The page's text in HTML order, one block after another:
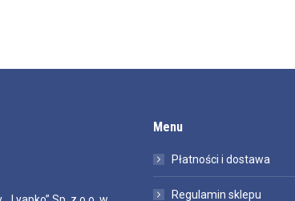
Menu
Płatności i dostawa
Regulamin sklepu